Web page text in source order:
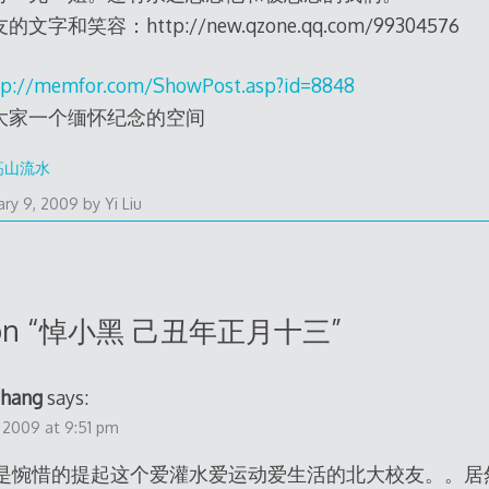
字和笑容：http://new.qzone.qq.com/99304576
memfor.com/ShowPost.asp?id=8848
一个缅怀纪念的空间
山流水
9, 2009 byYi Liu
“悼小黑 己丑年正月十三”
says:
2009 at 9:51 pm
惋惜的提起这个爱灌水爱运动爱生活的北大校友。。